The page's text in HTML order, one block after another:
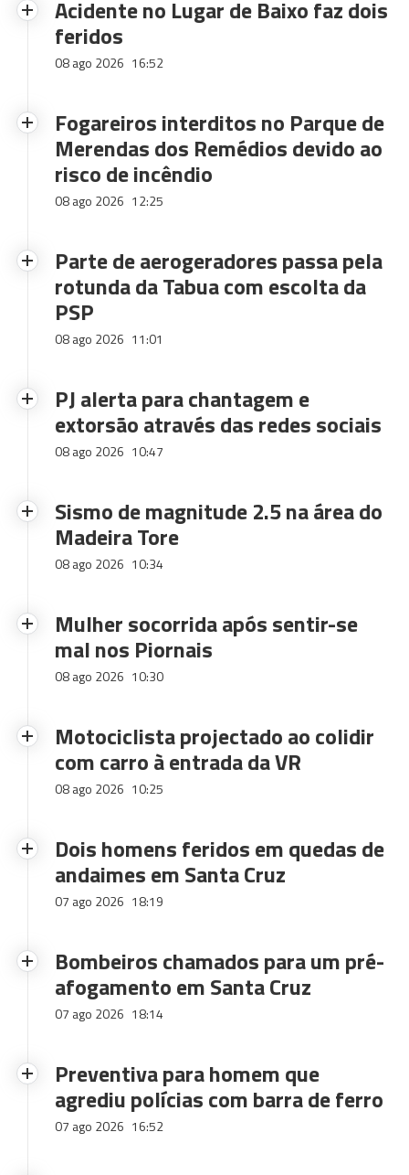
Acidente no Lugar de Baixo faz dois
feridos
08 ago 2026 16:52
Fogareiros interditos no Parque de
Merendas dos Remédios devido ao
risco de incêndio
08 ago 2026 12:25
Parte de aerogeradores passa pela
rotunda da Tabua com escolta da
PSP
08 ago 2026 11:01
PJ alerta para chantagem e
extorsão através das redes sociais
08 ago 2026 10:47
Sismo de magnitude 2.5 na área do
Madeira Tore
08 ago 2026 10:34
Mulher socorrida após sentir-se
mal nos Piornais
08 ago 2026 10:30
Motociclista projectado ao colidir
com carro à entrada da VR
08 ago 2026 10:25
Dois homens feridos em quedas de
andaimes em Santa Cruz
07 ago 2026 18:19
Bombeiros chamados para um pré-
afogamento em Santa Cruz
07 ago 2026 18:14
Preventiva para homem que
agrediu polícias com barra de ferro
07 ago 2026 16:52